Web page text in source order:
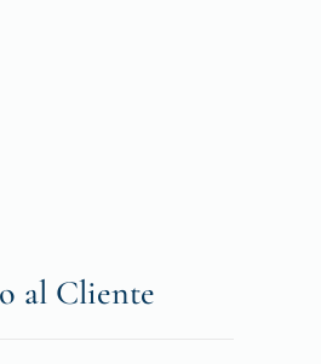
al Cliente